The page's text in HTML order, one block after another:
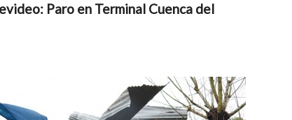
Paro en Terminal Cuenca del